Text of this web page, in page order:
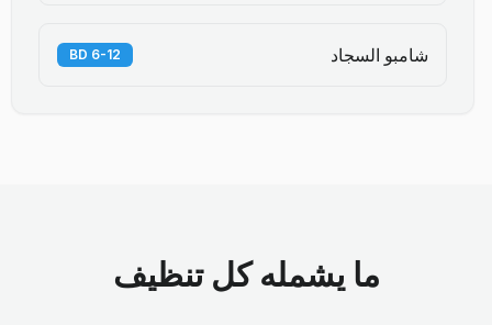
شامبو السجاد 6-12 BD
ما يشمله كل تنظيف